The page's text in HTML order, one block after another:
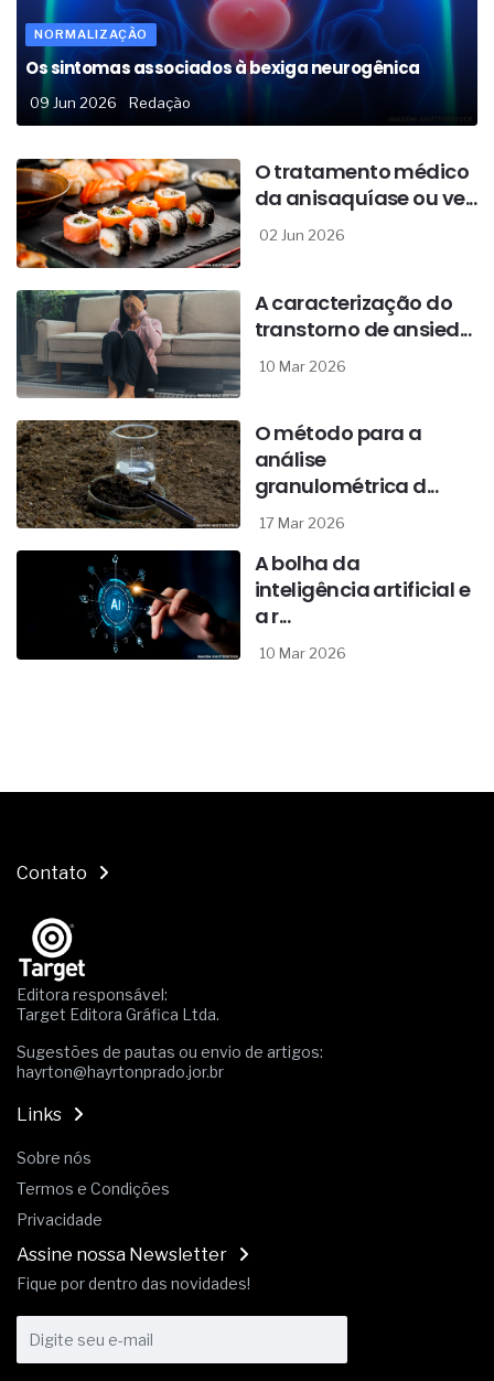
NORMALIZAÇÃO
Os sintomas associados à bexiga neurogênica
09 Jun 2026 Redação
O tratamento médico
da anisaquíase ou ve...
02 Jun 2026
A caracterização do
transtorno de ansied...
10 Mar 2026
O método para a
análise
granulométrica d...
17 Mar 2026
A bolha da
inteligência artificial e
a r...
10 Mar 2026
Contato
Editora responsável:
Target Editora Gráfica Ltda.
Sugestões de pautas ou envio de artigos:
hayrton@hayrtonprado.jor.br
Links
Sobre nós
Termos e Condições
Privacidade
Assine nossa Newsletter
Fique por dentro das novidades!